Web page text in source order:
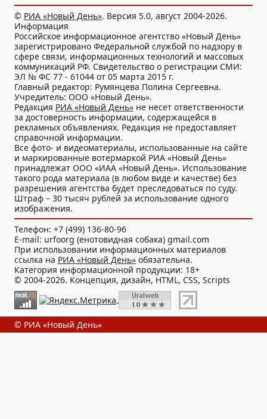
© РИА «Новый День». Версия 5.0, август 2004-2026.
Информация
Российское информационное агентство «Новый День»
зарегистрировано Федеральной службой по надзору в
сфере связи, информационных технологий и массовых
коммуникаций РФ. Свидетельство о регистрации СМИ:
ЭЛ № ФС 77 - 61044 от 05 марта 2015 г.
Главный редактор: Румянцева Полина Сергеевна.
Учредитель: ООО «Новый День».
Редакция РИА «Новый День» не несет ответственности
за достоверность информации, содержащейся в
рекламных объявлениях. Редакция не предоставляет
справочной информации.
Все фото- и видеоматериалы, использованные на сайте
и маркированные вотермаркой РИА «Новый День»
принадлежат ООО «ИАА «Новый День». Использование
такого рода материала (в любом виде и качестве) без
разрешения агентства будет преследоваться по суду.
Штраф – 30 тысяч рублей за использование одного
изображения.
Телефон: +7 (499) 136-80-96
E-mail: urfoorg (енотовидная собака) gmail.com
При использовании информационных материалов
ссылка на РИА «Новый День» обязательна.
Категория информационной продукции: 18+
© 2004-2026. Концепция, дизайн, HTML, CSS, Scripts
© РИА «Новый День»